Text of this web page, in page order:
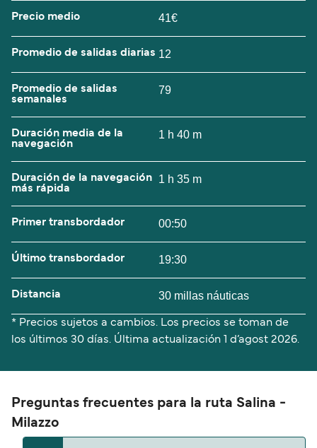
Precio medio 41€
Promedio de salidas diarias 12
Promedio de salidas
semanales
79
Duración media de la
navegación
1 h 40 m
Duración de la navegación
más rápida
1 h 35 m
Primer transbordador 00:50
Último transbordador 19:30
Distancia 30 millas náuticas
* Precios sujetos a cambios. Los precios se toman de
los últimos 30 días. Última actualización 1 d’agost 2026.
Preguntas frecuentes para la ruta Salina -
Milazzo